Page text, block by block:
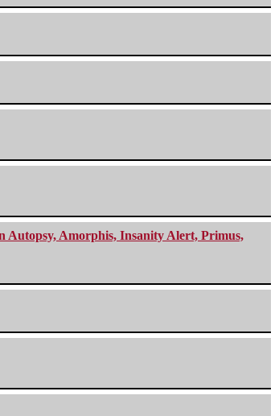
Autopsy, Amorphis, Insanity Alert, Primus,